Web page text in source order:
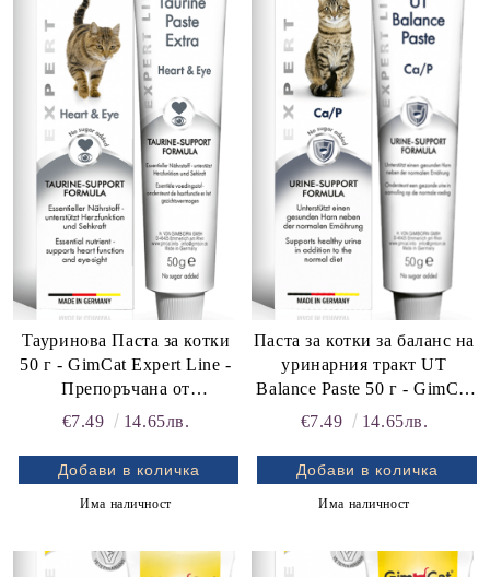
Тауринова Паста за котки
50 г - GimCat Expert Line -
Препоръчана от
ветеринарите
€7.49 14.65лв.
Има наличност
Паста за котки за баланс на
уринарния тракт UT
Balance Paste 50 г - GimCat
Expert Line - Препоръчана
€7.49 14.65лв.
Има наличност